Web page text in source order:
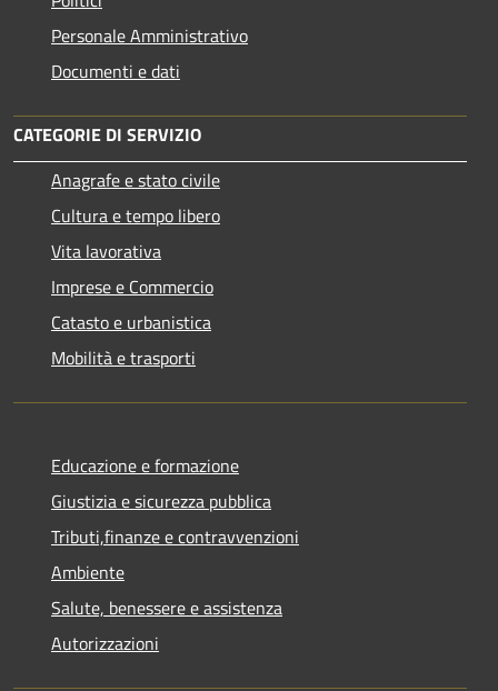
Personale Amministrativo
Documenti e dati
CATEGORIE DI SERVIZIO
Anagrafe e stato civile
Cultura e tempo libero
Vita lavorativa
Imprese e Commercio
Catasto e urbanistica
Mobilità e trasporti
Educazione e formazione
Giustizia e sicurezza pubblica
Tributi,finanze e contravvenzioni
Ambiente
Salute, benessere e assistenza
Autorizzazioni